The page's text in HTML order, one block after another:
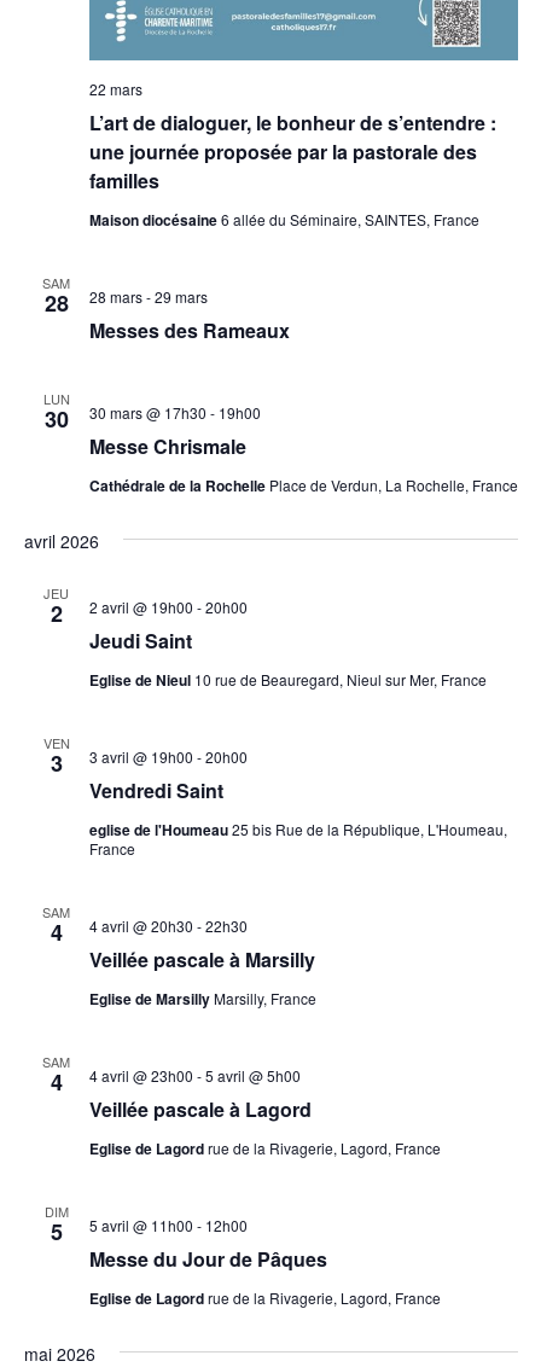
L’art de dialoguer, le bonheur de s’entendre :
une journée proposée par la pastorale des
familles
22 mars
Maison diocésaine6 allée du Séminaire, SAINTES, France
SAM
28
Messes des Rameaux
28 mars-29 mars
LUN
30
Messe Chrismale
30 mars @ 17h30 - 19h00
Cathédrale de la Rochelle Place de Verdun, La Rochelle, France
avril 2026
JEU
2
Jeudi Saint
2 avril @ 19h00 -20h00
Eglise de Nieul 10 rue de Beauregard, Nieul sur Mer, France
VEN
3
Vendredi Saint
3 avril @ 19h00 -20h00
eglise de l'Houmeau25 bis Rue de la République, L'Houmeau,
France
SAM
4
Veillée pascale à Marsilly
4 avril @ 20h30 -22h30
Eglise de MarsillyMarsilly, France
SAM
4
Veillée pascale à Lagord
4 avril @ 23h00 -5 avril @ 5h00
Eglise de Lagordrue de la Rivagerie, Lagord, France
DIM
5
Messe du Jour de Pâques
5 avril @ 11h00 - 12h00
Eglise de Lagordrue de la Rivagerie, Lagord, France
mai 2026